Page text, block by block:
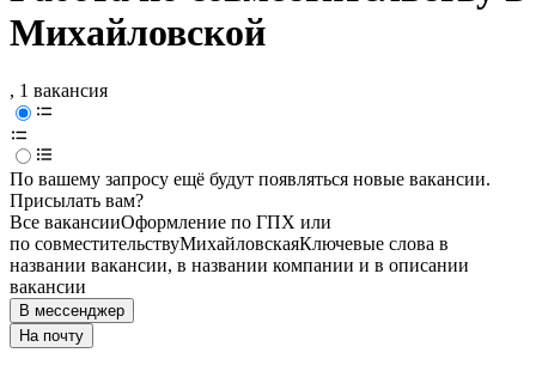
Михайловской
, 1 вакансия
По вашему запросу ещё будут появляться новые вакансии.
Присылать вам?
Все вакансииОформление по ГПХ или
по совместительствуМихайловскаяКлючевые слова в
названии вакансии, в названии компании и в описании
вакансии
В мессенджер
На почту